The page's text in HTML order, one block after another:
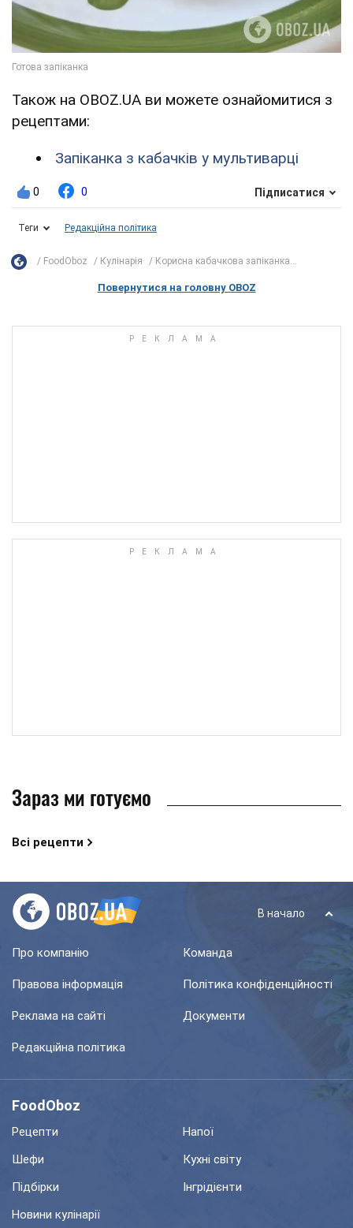
Також на OBOZ.UA ви можете ознайомитися з
рецептами:
Запіканка з кабачків у мультиварці
0 0 Підписатися
Теги Редакційна політика
FoodOboz Кулінарія Корисна кабачкова запіканка...
Повернутися на головну OBOZ
Зараз ми готуємо
Всі рецепти
В начало
Про компанію Команда
Правова інформація Політика конфіденційності
Реклама на сайті Документи
Редакційна політика
FoodOboz
Рецепти
Напої
Шефи
Кухні світу
Підбірки
Інгрідієнти
Новини кулінарії